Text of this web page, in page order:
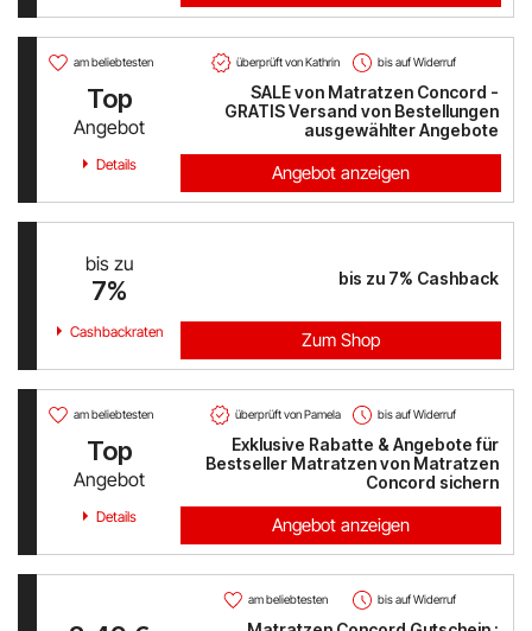
Ulla Popken
Peek & Cloppenburg
PAGRO DISKONT
Lounge by Zalando
OTTO
BADER
Bosch Hausgeräte
EMP
CAMP DAVID & SOCCX
tink
am beliebtesten überprüft von Kathrin bis auf Widerruf
Top
Angebot
SALE von Matratzen Concord -
GRATIS Versand von Bestellungen
ausgewählter Angebote
Details Angebot anzeigen
bis zu
7% bis zu 7% Cashback
Cashbackraten Zum Shop
am beliebtesten überprüft von Pamela bis auf Widerruf
Top
Angebot
Exklusive Rabatte & Angebote für
Bestseller Matratzen von Matratzen
Concord sichern
Details Angebot anzeigen
am beliebtesten bis auf Widerruf